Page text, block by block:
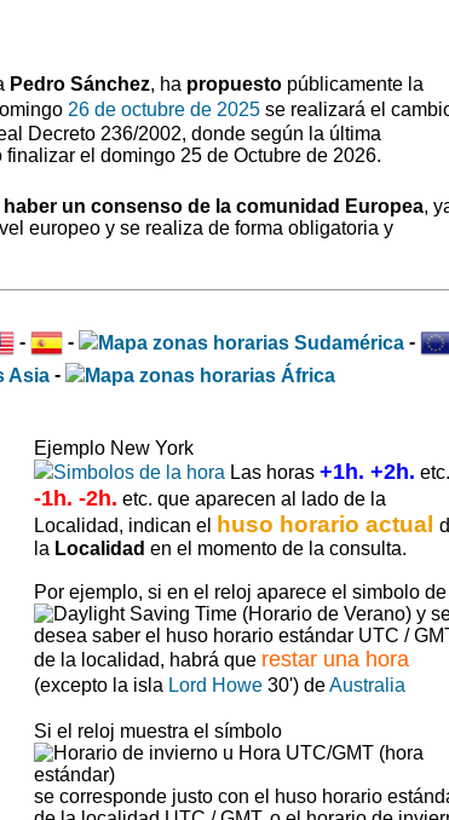
Pedro Sánchez, ha propuesto públicamente la
26 de octubre de 2025 se realizará el
Decreto 236/2002, donde según la última
el domingo 25 de Octubre de 2026.
haber un consenso de la comunidad Europea,
europeo y se realiza de forma obligatoria y
- - -
-
Ejemplo New York
Las horas +1h. +2h.
-1h. -2h. etc. que aparecen al lado de la
Localidad, indican el huso horario actual
la Localidad en el momento de la consulta.
Por ejemplo, si en el reloj aparece el simbolo de
y
desea saber el huso horario estándar UTC /
de la localidad, habrá que restar una hora
(excepto la isla Lord Howe 30') deAustralia
Si el reloj muestra el símbolo
se corresponde justo con el huso horario